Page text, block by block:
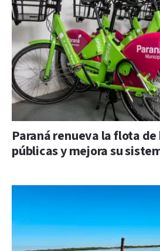
Paraná renueva la flota
públicas y mejora su